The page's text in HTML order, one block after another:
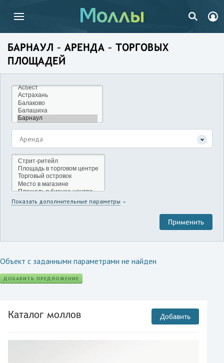
БАРНАУЛ – АРЕНДА – ТОРГОВЫХ
ПЛОЩАДЕЙ
Аренда
Показать дополнительные параметры
Объект с заданными параметрами не найден
ДОБАВИТЬ ПРЕДЛОЖЕНИЕ
Каталог моллов Добавить